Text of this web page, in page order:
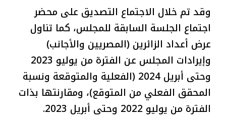
وقد تم خلال الاجتماع التصديق على محضر
اجتماع الجلسة السابقة للمجلس، كما تناول
عرض أعداد الزائرين (المصريين والأجانب)
وإيرادات المجلس عن الفترة من يوليو 2023
وحتى أبريل 2024 (الفعلية والمتوقعة ونسبة
المحقق الفعلي من المتوقع)، ومقارنتها بذات
الفترة من يوليو 2022 وحتى أبريل 2023.